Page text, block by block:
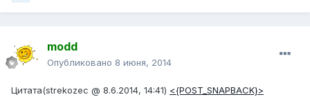
modd
Опубликовано 8 июня, 2014
Цитата(strekozec @ 8.6.2014, 14:41) <{POST_SNAPBACK}>